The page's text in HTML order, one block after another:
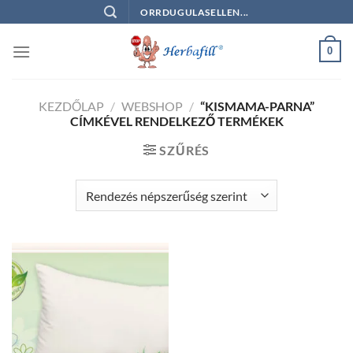
to
content
ORRDUGULASELLEN...
0
KEZDŐLAP / WEBSHOP / “KISMAMA-PARNA”
CÍMKÉVEL RENDELKEZŐ TERMÉKEK
SZŰRÉS